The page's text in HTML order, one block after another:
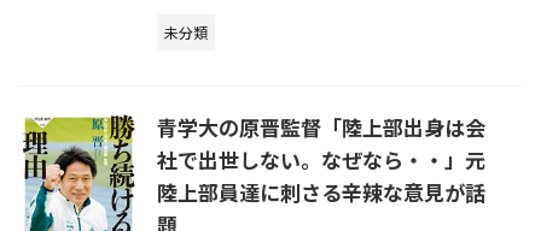
未分類
青学大の原晋監督「陸上部出身は会
社で出世しない。なぜなら・・」元
陸上部員達に刺さる辛辣な意見が話
題